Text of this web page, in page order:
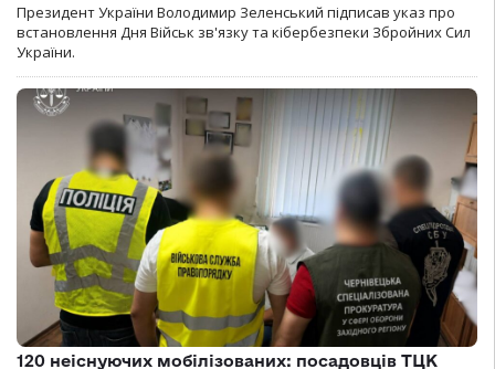
Президент України Володимир Зеленський підписав указ про
встановлення Дня Військ зв'язку та кібербезпеки Збройних Сил
України.
120 неіснуючих мобілізованих: посадовців ТЦК